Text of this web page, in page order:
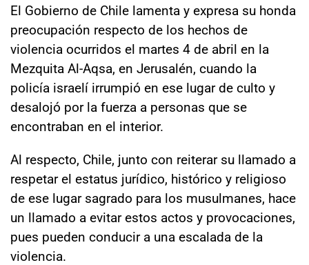
El Gobierno de Chile lamenta y expresa su honda
preocupación respecto de los hechos de
violencia ocurridos el martes 4 de abril en la
Mezquita Al-Aqsa, en Jerusalén, cuando la
policía israelí irrumpió en ese lugar de culto y
desalojó por la fuerza a personas que se
encontraban en el interior.
Al respecto, Chile, junto con reiterar su llamado a
respetar el estatus jurídico, histórico y religioso
de ese lugar sagrado para los musulmanes, hace
un llamado a evitar estos actos y provocaciones,
pues pueden conducir a una escalada de la
violencia.